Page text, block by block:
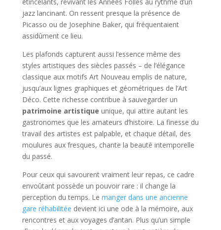
jazz lancinant. On ressent presque la présence de
Picasso ou de Josephine Baker, qui fréquentaient
assidûment ce lieu.
Les plafonds capturent aussi l’essence même des
styles artistiques des siècles passés – de l’élégance
classique aux motifs Art Nouveau emplis de nature,
jusqu’aux lignes graphiques et géométriques de l’Art
Déco. Cette richesse contribue à sauvegarder un
patrimoine artistique unique, qui attire autant les
gastronomes que les amateurs d’histoire. La finesse du
travail des artistes est palpable, et chaque détail, des
moulures aux fresques, chante la beauté intemporelle
du passé.
Pour ceux qui savourent vraiment leur repas, ce cadre
envoûtant possède un pouvoir rare : il change la
perception du temps. Le manger dans une ancienne
gare réhabilitée devient ici une ode à la mémoire, aux
rencontres et aux voyages d’antan. Plus qu’un simple